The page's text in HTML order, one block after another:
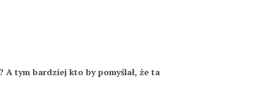
A tym bardziej kto by pomyślał, że ta